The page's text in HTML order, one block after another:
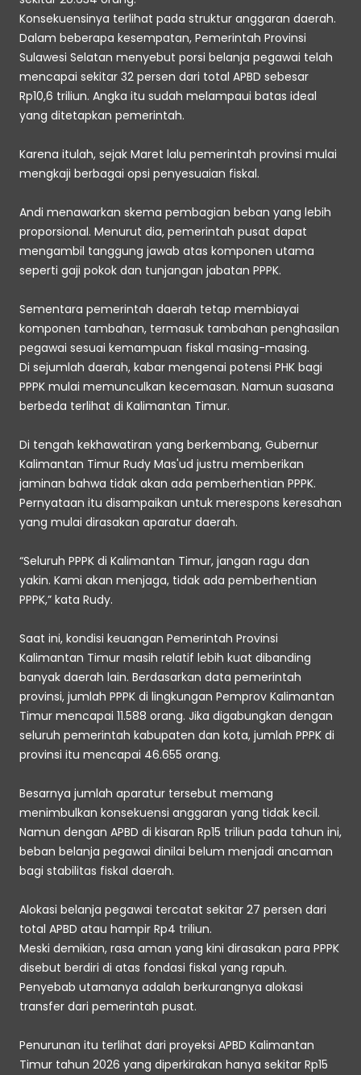
Konsekuensinya terlihat pada struktur anggaran daerah.
Dalam beberapa kesempatan, Pemerintah Provinsi
Sulawesi Selatan menyebut porsi belanja pegawai telah
mencapai sekitar 32 persen dari total APBD sebesar
Rp10,6 triliun. Angka itu sudah melampaui batas ideal
yang ditetapkan pemerintah.
Karena itulah, sejak Maret lalu pemerintah provinsi mulai
mengkaji berbagai opsi penyesuaian fiskal.
Andi menawarkan skema pembagian beban yang lebih
proporsional. Menurut dia, pemerintah pusat dapat
mengambil tanggung jawab atas komponen utama
seperti gaji pokok dan tunjangan jabatan PPPK.
Sementara pemerintah daerah tetap membiayai
komponen tambahan, termasuk tambahan penghasilan
pegawai sesuai kemampuan fiskal masing-masing.
Di sejumlah daerah, kabar mengenai potensi PHK bagi
PPPK mulai memunculkan kecemasan. Namun suasana
berbeda terlihat di Kalimantan Timur.
Di tengah kekhawatiran yang berkembang, Gubernur
Kalimantan Timur Rudy Mas'ud justru memberikan
jaminan bahwa tidak akan ada pemberhentian PPPK.
Pernyataan itu disampaikan untuk merespons keresahan
yang mulai dirasakan aparatur daerah.
“Seluruh PPPK di Kalimantan Timur, jangan ragu dan
yakin. Kami akan menjaga, tidak ada pemberhentian
PPPK,” kata Rudy.
Saat ini, kondisi keuangan Pemerintah Provinsi
Kalimantan Timur masih relatif lebih kuat dibanding
banyak daerah lain. Berdasarkan data pemerintah
provinsi, jumlah PPPK di lingkungan Pemprov Kalimantan
Timur mencapai 11.588 orang. Jika digabungkan dengan
seluruh pemerintah kabupaten dan kota, jumlah PPPK di
provinsi itu mencapai 46.655 orang.
Besarnya jumlah aparatur tersebut memang
menimbulkan konsekuensi anggaran yang tidak kecil.
Namun dengan APBD di kisaran Rp15 triliun pada tahun ini,
beban belanja pegawai dinilai belum menjadi ancaman
bagi stabilitas fiskal daerah.
Alokasi belanja pegawai tercatat sekitar 27 persen dari
total APBD atau hampir Rp4 triliun.
Meski demikian, rasa aman yang kini dirasakan para PPPK
disebut berdiri di atas fondasi fiskal yang rapuh.
Penyebab utamanya adalah berkurangnya alokasi
transfer dari pemerintah pusat.
Penurunan itu terlihat dari proyeksi APBD Kalimantan
Timur tahun 2026 yang diperkirakan hanya sekitar Rp15